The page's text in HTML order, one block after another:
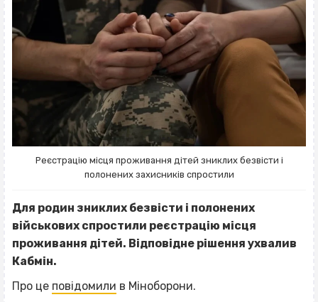
Реєстрацію місця проживання дітей зниклих безвісти і
полонених захисників спростили
Для родин зниклих безвісти і полонених
військових спростили реєстрацію місця
проживання дітей. Відповідне рішення ухвалив
Кабмін.
Про це повідомили в Міноборони.